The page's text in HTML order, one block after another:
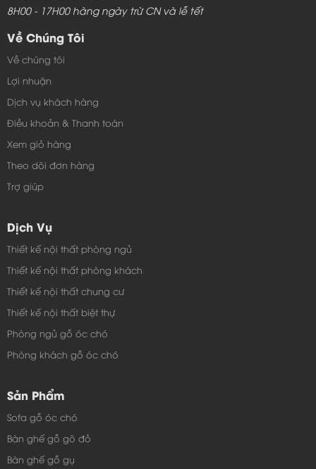
8H00 - 17H00 hàng ngày trừ CN và lễ tết
Về Chúng Tôi
Về chúng tôi
Lợi nhuận
Dịch vụ khách hàng
Điều khoản & Thanh toán
Xem giỏ hàng
Theo dõi đơn hàng
Trợ giúp
Dịch Vụ
Thiết kế nội thất phòng ngủ
Thiết kế nội thất phòng khách
Thiết kế nội thất chung cư
Thiết kế nội thất biệt thự
Phòng ngủ gỗ óc chó
Phòng khách gỗ óc chó
Sản Phẩm
Sofa gỗ óc chó
Bàn ghế gỗ gõ đỏ
Bàn ghế gỗ gụ